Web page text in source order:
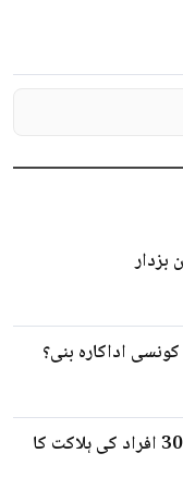
بزدار
اداکارہ بنی؟
یوکرین: ماریوپول تھیٹر پر روسی بمباری، 300 افراد کی ہلاکت کا